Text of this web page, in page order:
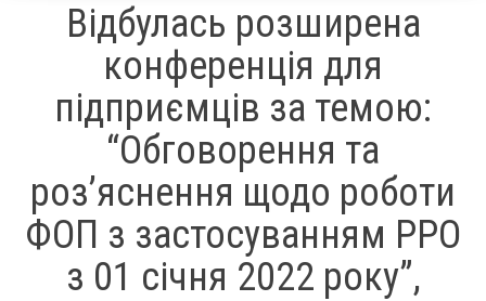
Відбулась розширена
конференція для
підприємців за темою:
“Обговорення та
роз’яснення щодо роботи
ФОП з застосуванням РРО
з 01 січня 2022 року”,